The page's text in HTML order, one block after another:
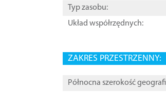
Typ zasobu:
Układ współrzędnych:
ZAKRES PRZESTRZENNY:
Północna szerokość